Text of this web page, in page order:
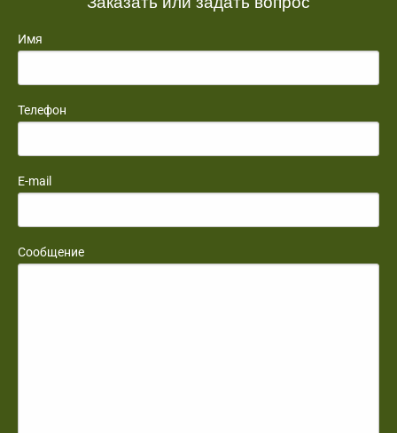
Имя
Телефон
E-mail
Сообщение